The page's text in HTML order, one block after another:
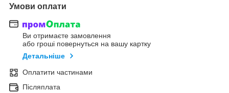
Умови оплати
Ви отримаєте замовлення
або гроші повернуться на вашу картку
Детальніше
Оплатити частинами
Післяплата